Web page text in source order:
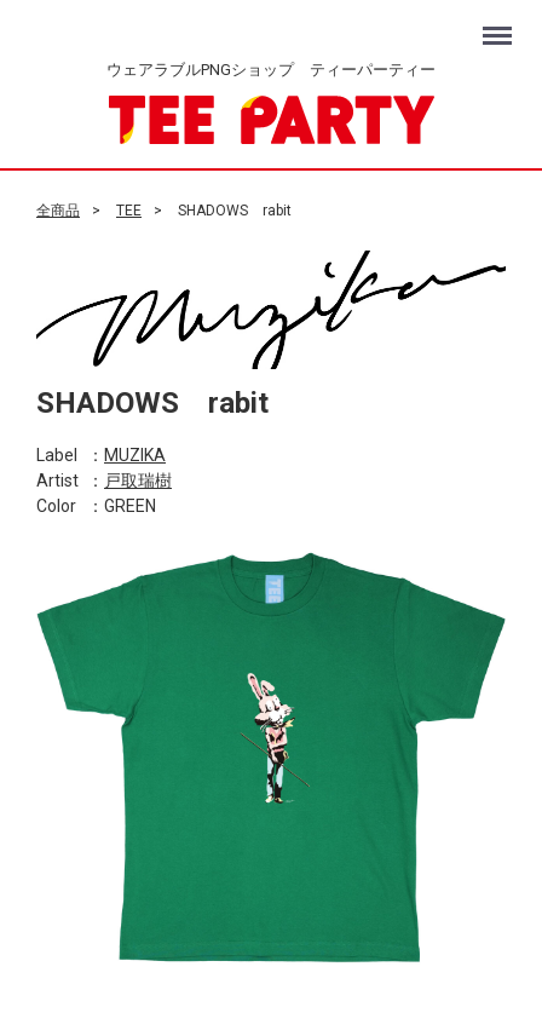
ウェアラブルPNGショップ ティーパーティー
Menu
全商品 TEE SHADOWS rabit
SHADOWS rabit
Label ： MUZIKA
Artist
： 戸取瑞樹
Color
：GREEN